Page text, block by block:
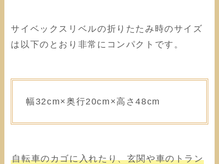
サイベックスリベルの折りたたみ時のサイズ
は以下のとおり非常にコンパクトです。
幅32cm×奥行20cm×高さ48cm
自転車のカゴに入れたり、玄関や車のトラン